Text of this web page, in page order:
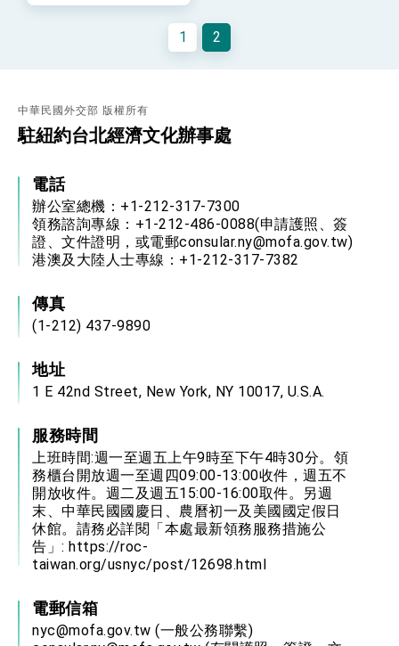
命運
變局中 奮起的新臺灣 總統發表國慶演說
總統發表執政周年談話 盼面對未來挑戰 堅持
總統重要談話
事處」，進一步深化台美交流合作
1 2
中華民國外交部 版權所有
駐紐約台北經濟文化辦事處
電話
辦公室總機：+1-212-317-7300
領務諮詢專線：+1-212-486-0088(申請護照、簽
證、文件證明，或電郵consular.ny@mofa.gov.tw)
港澳及大陸人士專線：+1-212-317-7382
傳真
(1-212) 437-9890
地址
1 E 42nd Street, New York, NY 10017, U.S.A.
服務時間
上班時間:週一至週五上午9時至下午4時30分。領
務櫃台開放週一至週四09:00-13:00收件，週五不
開放收件。週二及週五15:00-16:00取件。另週
末、中華民國國慶日、農曆初一及美國國定假日
休館。請務必詳閱「本處最新領務服務措施公
告」: https://roc-
taiwan.org/usnyc/post/12698.html
電郵信箱
nyc@mofa.gov.tw (一般公務聯繫)